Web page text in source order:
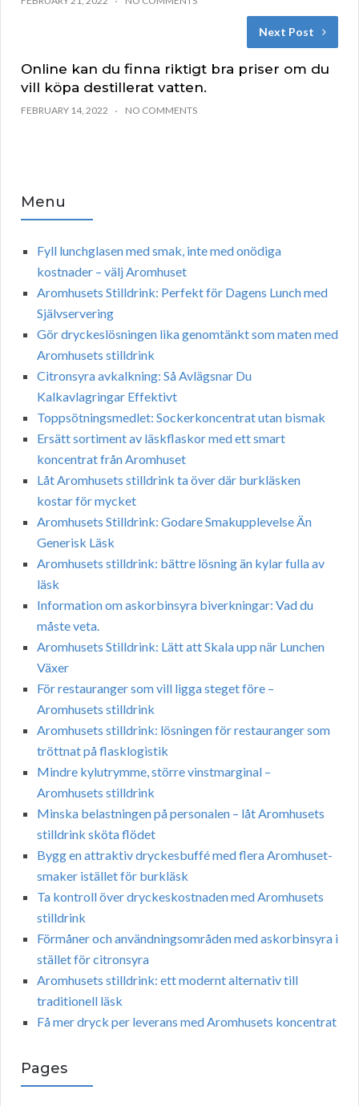
Next Post
Online kan du finna riktigt bra priser om du
vill köpa destillerat vatten.
FEBRUARY 14, 2022 NO COMMENTS
Menu
Fyll lunchglasen med smak, inte med onödiga
kostnader – välj Aromhuset
Aromhusets Stilldrink: Perfekt för Dagens Lunch med
Självservering
Gör dryckeslösningen lika genomtänkt som maten med
Aromhusets stilldrink
Citronsyra avkalkning: Så Avlägsnar Du
Kalkavlagringar Effektivt
Toppsötningsmedlet: Sockerkoncentrat utan bismak
Ersätt sortiment av läskflaskor med ett smart
koncentrat från Aromhuset
Låt Aromhusets stilldrink ta över där burkläsken
kostar för mycket
Aromhusets Stilldrink: Godare Smakupplevelse Än
Generisk Läsk
Aromhusets stilldrink: bättre lösning än kylar fulla av
läsk
Information om askorbinsyra biverkningar: Vad du
måste veta.
Aromhusets Stilldrink: Lätt att Skala upp när Lunchen
Växer
För restauranger som vill ligga steget före –
Aromhusets stilldrink
Aromhusets stilldrink: lösningen för restauranger som
tröttnat på flasklogistik
Mindre kylutrymme, större vinstmarginal –
Aromhusets stilldrink
Minska belastningen på personalen – låt Aromhusets
stilldrink sköta flödet
Bygg en attraktiv dryckesbuffé med flera Aromhuset-
smaker istället för burkläsk
Ta kontroll över dryckeskostnaden med Aromhusets
stilldrink
Förmåner och användningsområden med askorbinsyra i
stället för citronsyra
Aromhusets stilldrink: ett modernt alternativ till
traditionell läsk
Få mer dryck per leverans med Aromhusets koncentrat
Pages